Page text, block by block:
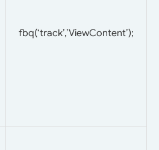
fbq(‘track’,’ViewContent’);